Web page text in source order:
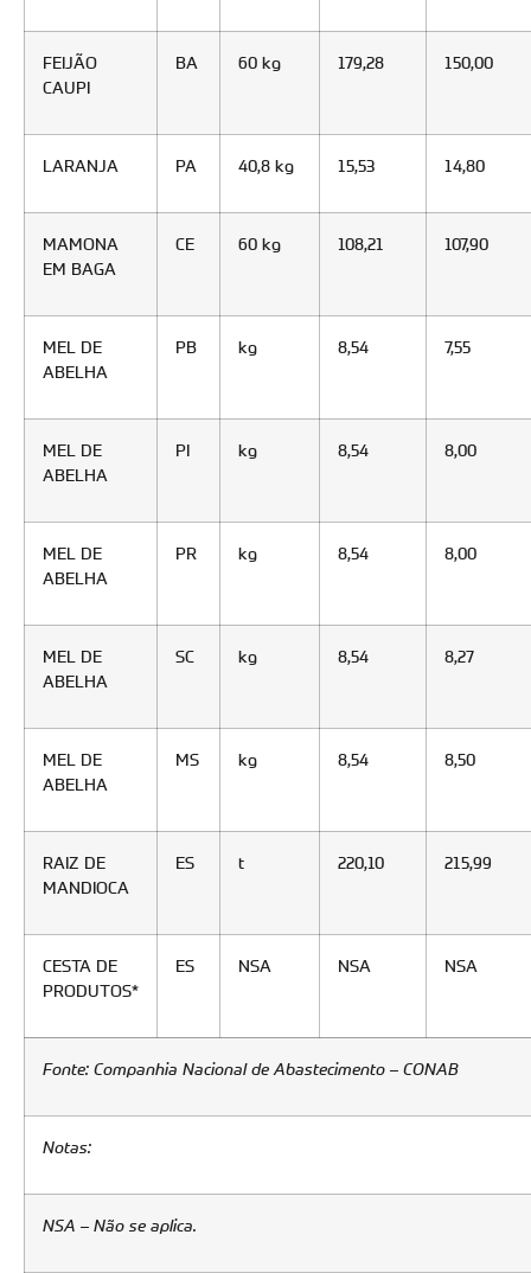
FEIJÃO
CAUPI
BA 60 kg 179,28 150,00
LARANJA PA 40,8 kg 15,53 14,80
MAMONA
EM BAGA
CE 60 kg 108,21 107,90
MEL DE
ABELHA
PB kg 8,54 7,55
MEL DE
ABELHA
PI kg 8,54 8,00
MEL DE
ABELHA
PR kg 8,54 8,00
MEL DE
ABELHA
SC kg 8,54 8,27
MEL DE
ABELHA
MS kg 8,54 8,50
RAIZ DE
MANDIOCA
ES t 220,10 215,99
CESTA DE
PRODUTOS*
ES NSA NSA NSA
Fonte: Companhia Nacional de Abastecimento – CONAB
Notas:
NSA – Não se aplica.